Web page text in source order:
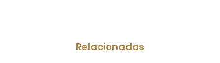
Relacionadas